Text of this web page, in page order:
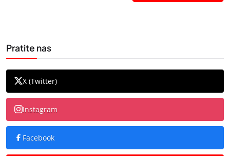
Pratite nas
X (Twitter)
Instagram
Facebook